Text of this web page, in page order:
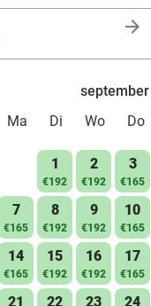
Ma
Di Wo Do
1
€192
2
€192
3
€165
7
€165
8
€192
9
€192
10
€165
14
€165
15
€192
16
€192
17
€165
21 22 23 24